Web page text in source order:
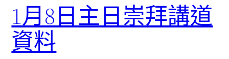
1月8日主日崇拜講道
資料